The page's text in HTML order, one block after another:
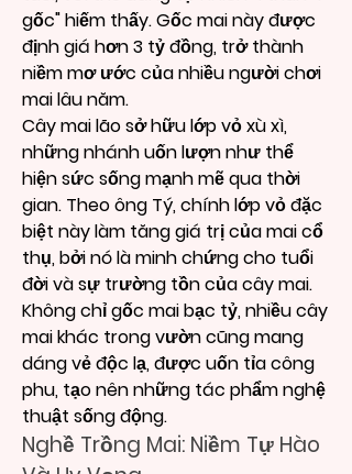
gốc" hiếm thấy. Gốc mai này được
định giá hơn 3 tỷ đồng, trở thành
niềm mơ ước của nhiều người chơi
mai lâu năm.
Cây mai lão sở hữu lớp vỏ xù xì,
những nhánh uốn lượn như thể
hiện sức sống mạnh mẽ qua thời
gian. Theo ông Tý, chính lớp vỏ đặc
biệt này làm tăng giá trị của mai cổ
thụ, bởi nó là minh chứng cho tuổi
đời và sự trường tồn của cây mai.
Không chỉ gốc mai bạc tỷ, nhiều cây
mai khác trong vườn cũng mang
dáng vẻ độc lạ, được uốn tỉa công
phu, tạo nên những tác phẩm nghệ
thuật sống động.
Nghề Trồng Mai: Niềm Tự Hào